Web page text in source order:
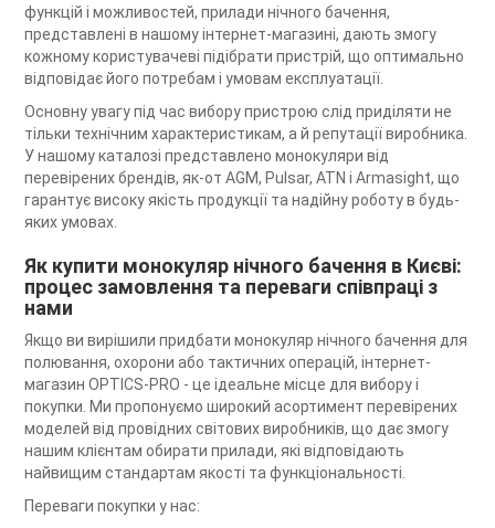
функцій і можливостей, прилади нічного бачення,
представлені в нашому інтернет-магазині, дають змогу
кожному користувачеві підібрати пристрій, що оптимально
відповідає його потребам і умовам експлуатації.
Основну увагу під час вибору пристрою слід приділяти не
тільки технічним характеристикам, а й репутації виробника.
У нашому каталозі представлено монокуляри від
перевірених брендів, як-от AGM, Pulsar, ATN і Armasight, що
гарантує високу якість продукції та надійну роботу в будь-
яких умовах.
Як купити монокуляр нічного бачення в Києві:
процес замовлення та переваги співпраці з
нами
Якщо ви вирішили придбати монокуляр нічного бачення для
полювання, охорони або тактичних операцій, інтернет-
магазин OPTICS-PRO - це ідеальне місце для вибору і
покупки. Ми пропонуємо широкий асортимент перевірених
моделей від провідних світових виробників, що дає змогу
нашим клієнтам обирати прилади, які відповідають
найвищим стандартам якості та функціональності.
Переваги покупки у нас: